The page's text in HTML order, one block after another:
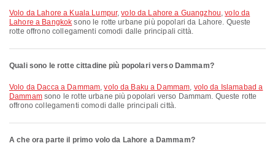
volo da Lahore a Kuala Lumpur,volo da Lahore a Guangzhou,volo da
Lahore a Bangkok sono le rotte urbane più popolari da Lahore. Queste
rotte offrono collegamenti comodi dalle principali città.
Quali sono le rotte cittadine più popolari verso Dammam?
volo da Dacca a Dammam,volo da Baku a Dammam, volo da Islamabad a
Dammamsono le rotte urbane più popolari verso Dammam. Queste rotte
offrono collegamenti comodi dalle principali città.
A che ora parte il primo volo da Lahore a Dammam?